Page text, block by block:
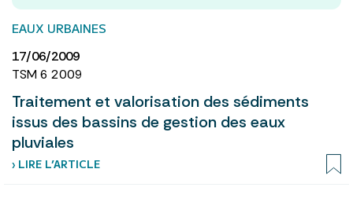
EAUX URBAINES
17/06/2009
TSM 6 2009
Traitement et valorisation des sédiments
issus des bassins de gestion des eaux
pluviales
› LIRE L’ARTICLE